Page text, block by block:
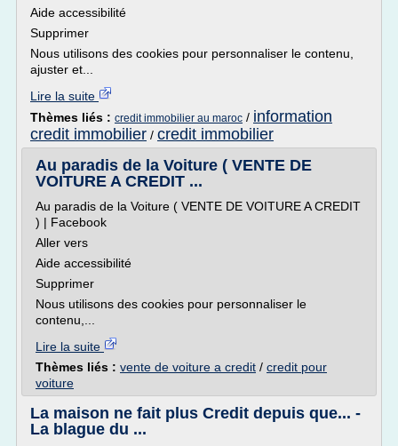
Aide accessibilité
Supprimer
Nous utilisons des cookies pour personnaliser le contenu,
ajuster et...
Lire la suite
Thèmes liés : credit immobilier au maroc / information
credit immobilier / credit immobilier
Au paradis de la Voiture ( VENTE DE
VOITURE A CREDIT ...
Au paradis de la Voiture ( VENTE DE VOITURE A CREDIT
) | Facebook
Aller vers
Aide accessibilité
Supprimer
Nous utilisons des cookies pour personnaliser le
contenu,...
Lire la suite
Thèmes liés : vente de voiture a credit / credit pour
voiture
La maison ne fait plus Credit depuis que... -
La blague du ...